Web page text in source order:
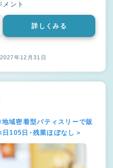
メント
詳しくみる
2027年12月31日
域密着型パティスリーで販
日105日・残業ほぼなし＞